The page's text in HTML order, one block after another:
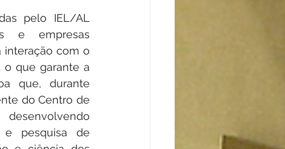
pelo IEL/AL
e empresas
interação com o
o que garante a
que, durante
do Centro de
e pesquisa de